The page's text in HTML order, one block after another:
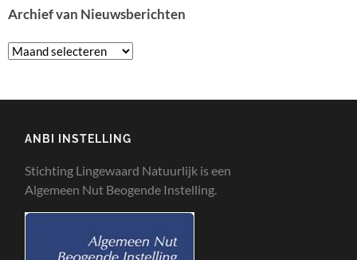
Archief van Nieuwsberichten
ANBI INSTELLING
Stichting Lingewaard Natuurlijk is een
Algemeen Nut Beogende Instelling.